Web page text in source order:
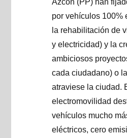
Azcón (PP) han
por vehículos 100%
la rehabilitación de
y electricidad) y la
ambiciosos
cada ciudadano) o
atraviese la ciudad.
electromovilidad
vehículos mucho
eléctricos, cero